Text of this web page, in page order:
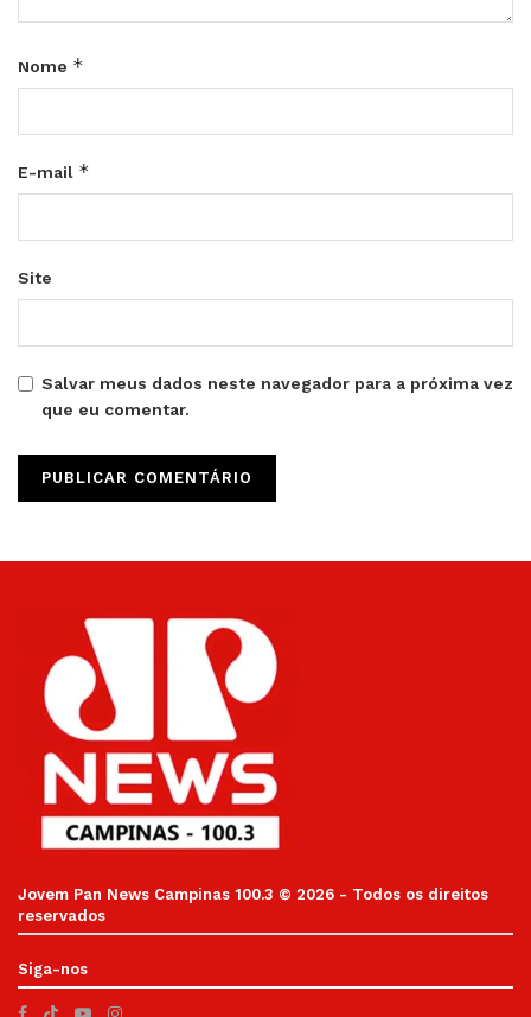
Nome *
E-mail *
Site
Salvar meus dados neste navegador para a próxima vez
que eu comentar.
Jovem Pan News Campinas 100.3 © 2026 - Todos os direitos
reservados
Siga-nos